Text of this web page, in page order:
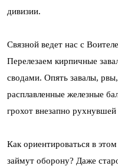
дивизии.
Связной ведет нас с
Перелезаем кирпичные
сводами. Опять завалы,
расплавленные железные
грохот внезапно
Как ориентироваться в
займут оборону? Даже